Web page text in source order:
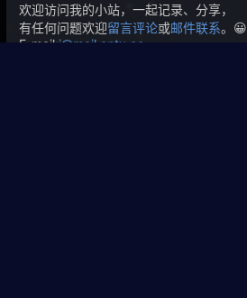
欢迎访问我的小站，一起记录、分享，
有任何问题欢迎留言评论或邮件联系。😀
E-mail:i@mail.antx.cc